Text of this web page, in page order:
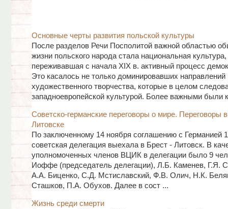
Основные черты развития польской культуры
После разделов Речи Посполитой важной областью
жизни польского народа стала национальная культура,
переживавшая с начала XIX в. активный процесс
Это касалось не только доминировавших
художественного творчества, которые в целом
западноевропейской культурой. Более важными были
Советско-германские переговоры о мире. Переговоры
Литовске
По заключенному 14 ноября соглашению с Германией
советская делегация выехала в Брест - Литовск. В
уполномоченных членов ВЦИК в делегации было 9
Иоффе (председатель делегации), Л.Б. Каменев, Г.Я.
А.А. Биценко, С.Д. Мстиславский, Ф.В. Олич, Н.К.
Сташков, П.А. Обухов. Далее в сост ...
Жизнь среди смерти